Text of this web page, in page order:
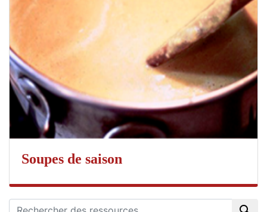
Soupes de saison